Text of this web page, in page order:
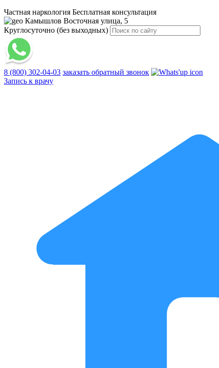
Частная наркология Бесплатная консультация
Камышлов Восточная улица, 5
Круглосуточно (без выходных)
8 (800) 302-04-03 заказать обратный звонок
Запись к врачу